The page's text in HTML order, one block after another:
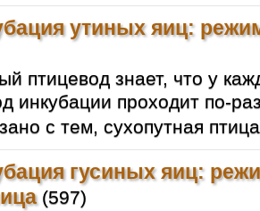
утиных яиц:
птицевод знает, что у
инкубации проходит по-
с тем, сухопутная
гусиных яиц:
(597)